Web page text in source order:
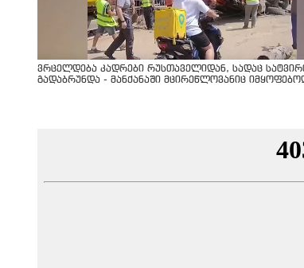
ვრცელდება კადრები რუსთაველიდან, სადაც
გადაბრუნდა - მანქანაში მცირეწლოვანიც